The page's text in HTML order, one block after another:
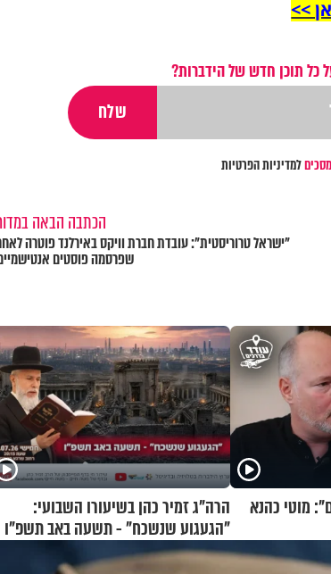
>>
כל תוכן חדש של הידברות?
למדיניות הפרטיות
הכתבה הבאה
"ישראל טרוריסטית": עובדת חברת וויקס באירלנד פוטרה
שפרסמה פוסטים
מוטי כהנא
הרה"ג זמיר כהן בשיעורו השבועי:
"הגעגוע שנשכח" - תשעה באב תשפ"ו